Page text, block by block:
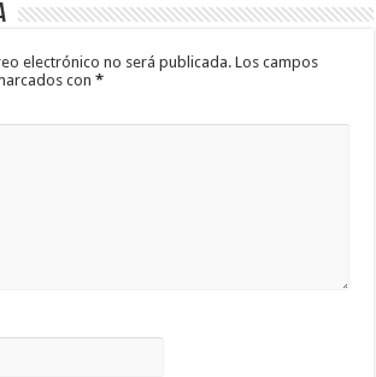
electrónico no será publicada. Los campos
con*